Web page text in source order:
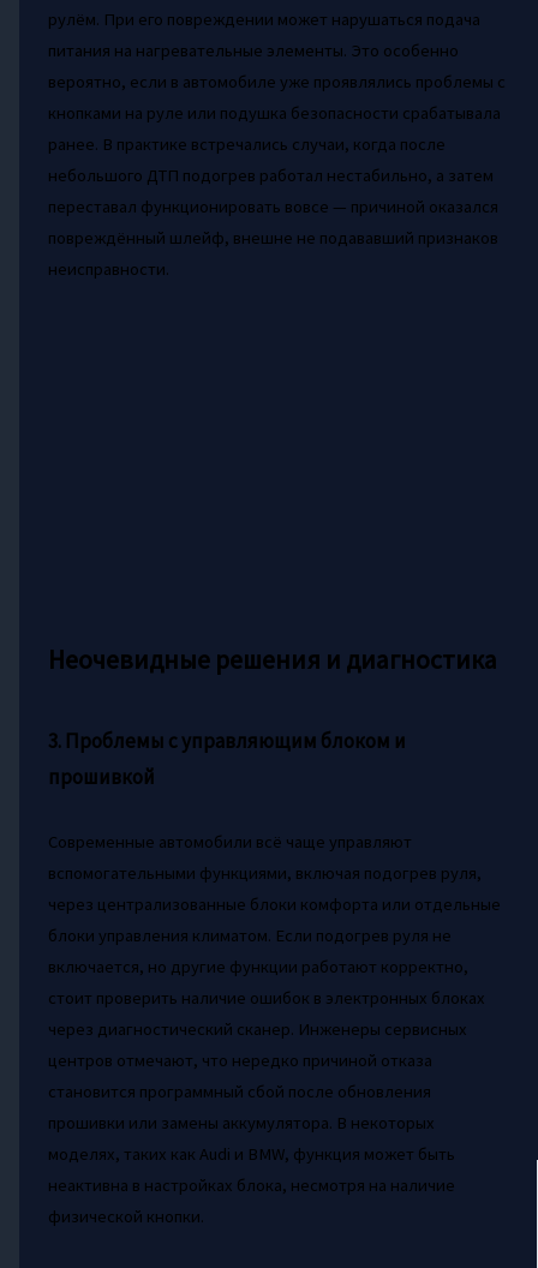
рулём. При его повреждении может нарушаться подача
питания на нагревательные элементы. Это особенно
вероятно, если в автомобиле уже проявлялись проблемы с
кнопками на руле или подушка безопасности срабатывала
ранее. В практике встречались случаи, когда после
небольшого ДТП подогрев работал нестабильно, а затем
переставал функционировать вовсе — причиной оказался
повреждённый шлейф, внешне не подававший признаков
неисправности.
Неочевидные решения и диагностика
3. Проблемы с управляющим блоком и
прошивкой
Современные автомобили всё чаще управляют
вспомогательными функциями, включая подогрев руля,
через централизованные блоки комфорта или отдельные
блоки управления климатом. Если подогрев руля не
включается, но другие функции работают корректно,
стоит проверить наличие ошибок в электронных блоках
через диагностический сканер. Инженеры сервисных
центров отмечают, что нередко причиной отказа
становится программный сбой после обновления
прошивки или замены аккумулятора. В некоторых
моделях, таких как Audi и BMW, функция может быть
неактивна в настройках блока, несмотря на наличие
физической кнопки.